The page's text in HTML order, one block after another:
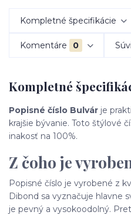
Kompletné špecifikácie
Komentáre 0
Kompletné
Popisné číslo Bulvár je
krajšie bývanie. Toto štýlové
inakosť na 100%.
Z čoho je
Popisné číslo je vyrobené z
Dibond sa vyznačuje hlavne
je pevný a vysokoodolný.